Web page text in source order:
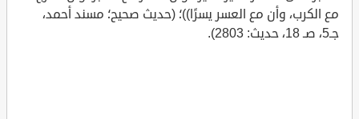
مع الكرب، وأن مع العسر يسرًا))؛ (حديث صحيح؛ مسند أحمد،
جـ5، صـ 18، حديث: 2803).